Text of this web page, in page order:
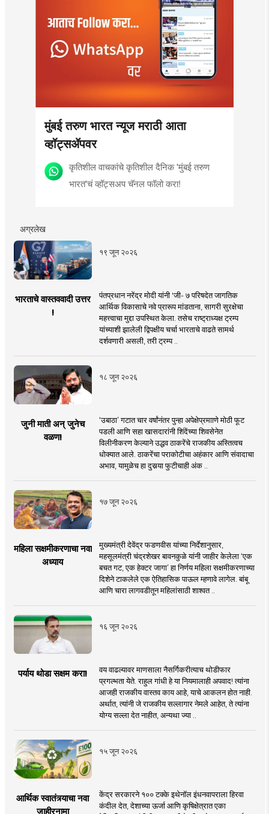
मुंबई तरुण भारत न्यूज मराठी आता
व्हॉट्सॲपवर
कृतिशील वाचकांचे कृतिशील दैनिक 'मुंबई तरुण
भारत'चं व्हॉट्सअप चॅनल फॉलो करा!
अग्रलेख
१९ जून २०२६
भारताचे वास्तववादी उत्तर
!
पंतप्रधान नरेंद्र मोदी यांनी 'जी- ७ परिषदेत जागतिक
आर्थिक विकासाचे नवे प्रारूप मांडताना, सागरी सुरक्षेचा
महत्त्वाचा मुद्दा उपस्थित केला. तसेच राष्ट्राध्यक्ष ट्रम्प
यांच्याशी झालेली द्विपक्षीय चर्चा भारताचे वाढते सामर्थ
दर्शवणारी असली, तरी ट्रम्प ..
१८ जून २०२६
जुनी माती अन् जुनेच
वळण!
‘उबाठा’ गटात चार वर्षांनंतर पुन्हा अपेक्षेप्रमााणे मोठी फूट
पडली आणि सहा खासदारांनी शिंदेंच्या शिवसेनेत
विलीनीकरण केल्याने उद्धव ठाकरेंचे राजकीय अस्तित्वच
धोक्यात आले. ठाकरेंचा पराकोटीचा अहंकार आणि संवादाचा
अभाव, यामुळेच हा दुसर्‍या फुटीचाही अंक ..
१७ जून २०२६
महिला सक्षमीकरणाचा नवा
अध्याय
मुख्यमंत्री देवेंद्र फडणवीस यांच्या निर्देशानुसार,
महसूलमंत्री चंद्रशेखर बावनकुळे यांनी जाहीर केलेला ‘एक
बचत गट, एक हेक्टर जागा’ हा निर्णय महिला सक्षमीकरणाच्या
दिशेने टाकलेले एक ऐतिहासिक पाऊल म्हणावे लागेल. बांबू
आणि चारा लागवडीतून महिलांसाठी शाश्वत ..
१६ जून २०२६
पर्याय थोडा सक्षम करा!
वय वाढल्यावर माणसाला नैसर्गिकरीत्याच थोडीफार
प्रगल्भता येते. राहुल गांधी हे या नियमालाही अपवाद! त्यांना
आजही राजकीय वास्तव काय आहे, याचे आकलन होत नाही.
अर्थात, त्यांनी जे राजकीय सल्लागार नेमले आहेत, ते त्यांना
योग्य सल्ला देत नाहीत, अन्यथा ज्या ..
१५ जून २०२६
आर्थिक स्वातंत्र्याचा नवा
जाहीरनामा
केंद्र सरकारने १०० टक्के इथेनॉल इंधनवापराला हिरवा
कंदील देत, देशाच्या ऊर्जा आणि कृषिक्षेत्रात एका